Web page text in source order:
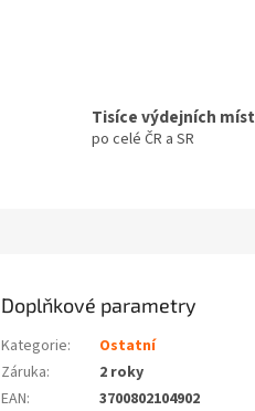
Tisíce výdejních míst
po celé ČR a SR
Doplňkové parametry
Kategorie:
Ostatní
Záruka:
2 roky
EAN:
3700802104902